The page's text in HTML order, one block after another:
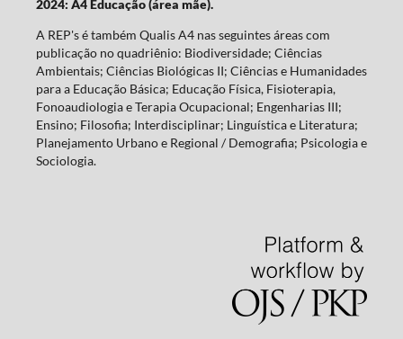
2024: A4 Educação (área mãe).
A REP's é também Qualis A4 nas seguintes áreas com
publicação no quadriênio: Biodiversidade; Ciências
Ambientais; Ciências Biológicas II; Ciências e Humanidades
para a Educação Básica; Educação Física, Fisioterapia,
Fonoaudiologia e Terapia Ocupacional; Engenharias III;
Ensino; Filosofia; Interdisciplinar; Linguística e Literatura;
Planejamento Urbano e Regional / Demografia; Psicologia e
Sociologia.